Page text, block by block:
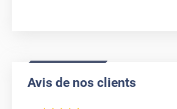
Avis de nos clients